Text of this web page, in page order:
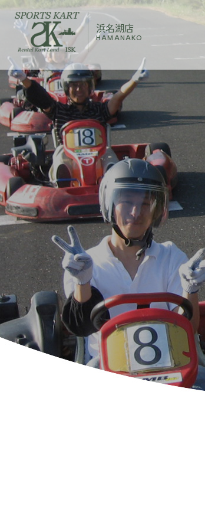
浜名湖店
HAMANAKO